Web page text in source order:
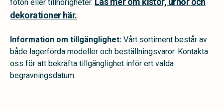
foton eller tillhörigheter.
dekorationer här.
Information om tillgänglighet: Vårt sortiment består av
både lagerförda modeller och beställningsvaror. Kontakta
oss för att bekräfta tillgänglighet inför ert valda
begravningsdatum.